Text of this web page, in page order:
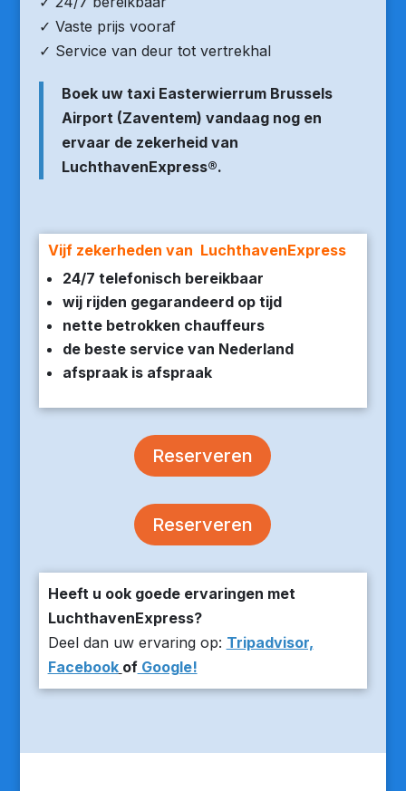
✓ Vaste prijs vooraf
✓ Service van deur tot vertrekhal
Boek uw taxi Easterwierrum Brussels
Airport (Zaventem) vandaag nog en
ervaar de zekerheid van
LuchthavenExpress®.
Vijf zekerheden van LuchthavenExpress
24/7 telefonisch bereikbaar
wij rijden gegarandeerd op tijd
nette betrokken chauffeurs
de beste service van Nederland
afspraak is afspraak
Reserveren
Reserveren
Heeft u ook goede ervaringen met
LuchthavenExpress?
Deel dan uw ervaring op: Tripadvisor,
Facebook ofGoogle!